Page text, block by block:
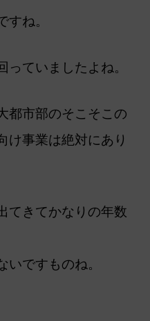
すね。
っていましたよね。
都市部のそこそこの
け事業は絶対にあり
てきてかなりの年数
いですものね。